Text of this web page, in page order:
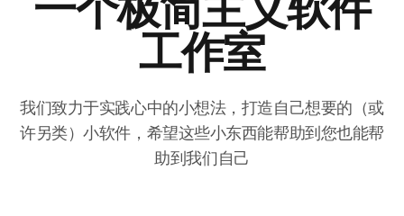
工作室
我们致力于实践心中的小想法，打造自己想要的（或
许另类）小软件，希望这些小东西能帮助到您也能帮
助到我们自己